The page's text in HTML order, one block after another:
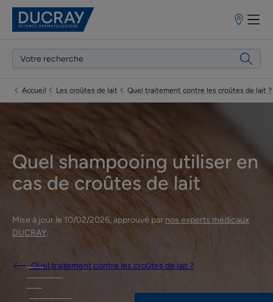
Points
vente
Accueil Les croûtes de lait Quel traitement contre les croûtes de lait ?
Quel shampooing utiliser en
cas de croûtes de lait
Mise à jour le 10/02/2026, approuvé par nos experts médicaux
DUCRAY.
Quel traitement contre les croûtes de lait ?